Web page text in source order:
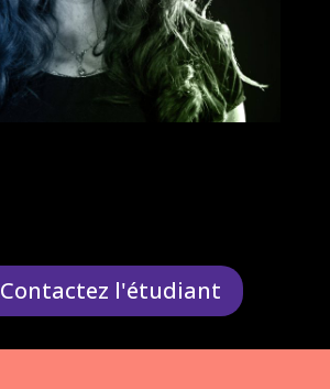
Contactez l'étudiant